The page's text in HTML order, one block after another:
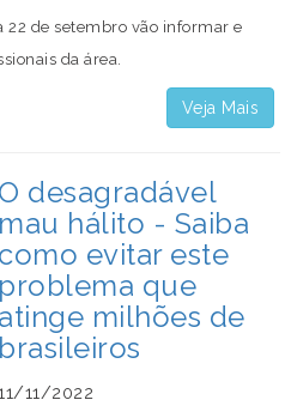
22 de setembro vão informar e
da área.
Veja Mais
O desagradável
mau hálito - Saiba
como evitar este
problema que
atinge milhões de
brasileiros
11/2022